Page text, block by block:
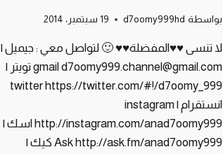
بواسطة d7oomy999hd 19 سبتمبر، 2014
لا تنسى ♥♥المفضلة♥♥ 🙂 لتواصل معي : جيميل |
gmail d7oomy999.channel@gmail.com تويتر |
twitter https://twitter.com/#!/d7oomy_999
انستقرام | instagram
http://instagram.com/anad7oomy999 اسك |
Ask http://ask.fm/anad7oomy999 كيك |